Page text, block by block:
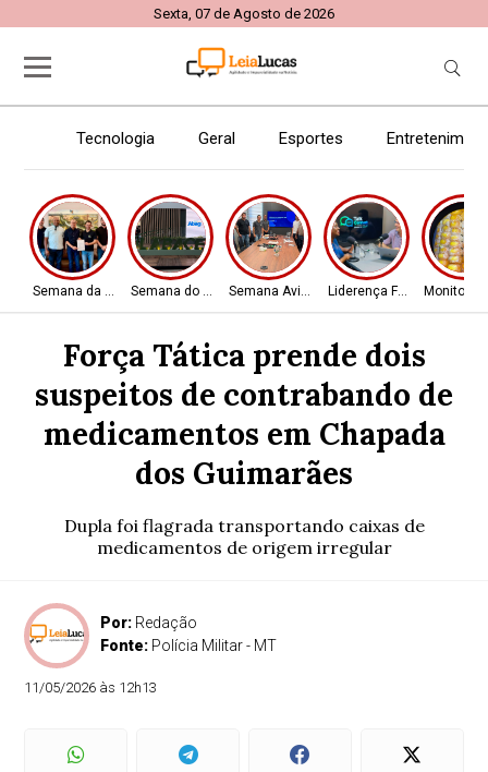
Sexta, 07 de Agosto de 2026
Tecnologia Geral Esportes
Semana da AviaçãoSemana do AviadorSemana Aviador Liderença Feminina
Força Tática prende dois
suspeitos de contrabando de
medicamentos em Chapada
dos Guimarães
Dupla foi flagrada transportando caixas de
medicamentos de origem irregular
Por: Redação
Fonte: Polícia Militar - MT
11/05/2026 às 12h13